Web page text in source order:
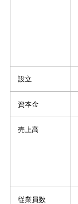
設立
資本金
売上高
従業員数